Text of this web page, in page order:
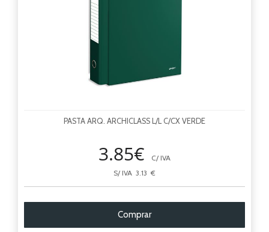
PASTA ARQ. ARCHICLASS L/L C/CX VERDE
3.85€
C/ IVA
S/ IVA 3.13 €
Comprar